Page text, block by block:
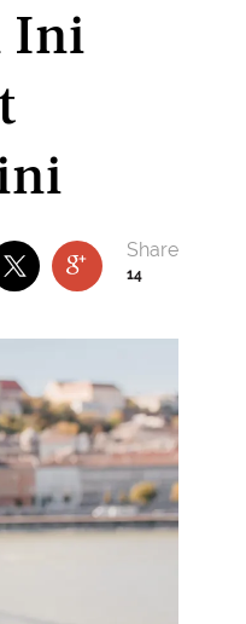
Ini
14